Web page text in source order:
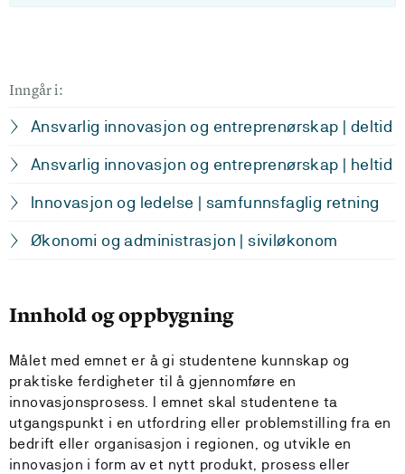
Inngår i:
Ansvarlig innovasjon og entreprenørskap | deltid
Ansvarlig innovasjon og entreprenørskap | heltid
Innovasjon og ledelse | samfunnsfaglig retning
Økonomi og administrasjon | siviløkonom
Innhold og oppbygning
Målet med emnet er å gi studentene kunnskap og
praktiske ferdigheter til å gjennomføre en
innovasjonsprosess. I emnet skal studentene ta
utgangspunkt i en utfordring eller problemstilling fra en
bedrift eller organisasjon i regionen, og utvikle en
innovasjon i form av et nytt produkt, prosess eller